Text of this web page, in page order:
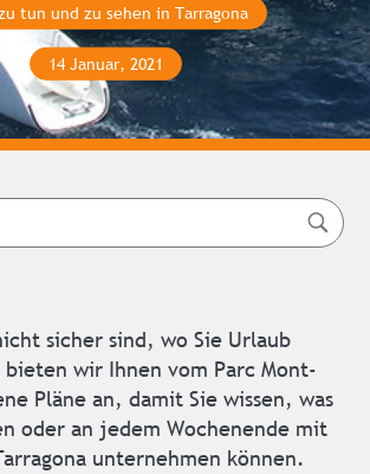
tun und zu sehen in Tarragona
14 Januar, 2021
sicher sind, wo Sie Urlaub
wir Ihnen vom Parc Mont-
Pläne an, damit Sie wissen, was
oder an jedem Wochenende mit
unternehmen können.